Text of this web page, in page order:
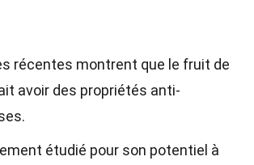
récentes montrent que le fruit de
avoir des propriétés anti-
étudié pour son potentiel à